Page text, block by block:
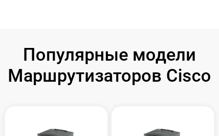
Популярные модели
Маршрутизаторов Cisco